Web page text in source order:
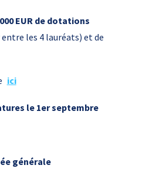
EUR de dotations
les 4 lauréats) et de
ici
le 1er septembre
générale